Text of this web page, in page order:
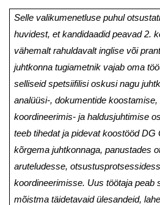
Selle valikumenetluse puhul
huvidest, et kandidaadid peavad 2.
vähemalt rahuldavalt inglise või
juhtkonna tugiametnik vajab oma
selliseid spetsiifilisi oskusi nagu
analüüsi-, dokumentide koostamise,
koordineerimis- ja haldusjuhtimise
teeb tihedat ja pidevat koostööd DG
kõrgema juhtkonnaga, panustades
aruteludesse,
koordineerimisse. Uus töötaja peab
mõistma täidetavaid ülesandeid,